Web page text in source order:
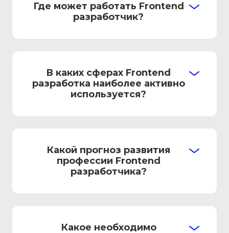
Где может работать Frontend
разработчик?
В каких сферах Frontend
разработка наиболее активно
используется?
Какой прогноз развития
профессии Frontend
разработчика?
Какое необходимо